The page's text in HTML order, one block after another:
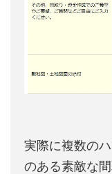
実際に複数の
のある素敵な